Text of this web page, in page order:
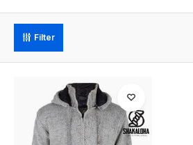
Filter